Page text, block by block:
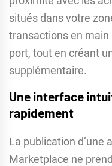
situés dans votre
transactions en
port, tout en créant
supplémentaire.
Une interface
rapidement
La publication d’une
Marketplace ne